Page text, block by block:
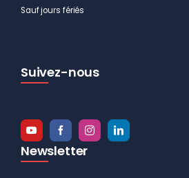
Sauf jours fériés
Suivez-nous
Newsletter